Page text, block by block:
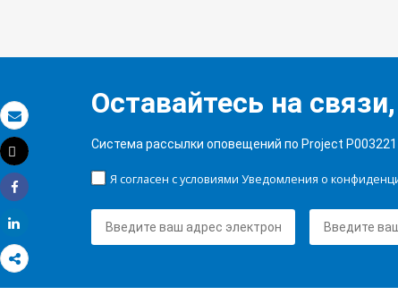
Электронная почта
Распечатать
Tweet
Share
Оставайтесь на
Система рассылки оповещений по Project P003221
Я согласен с условиями Уведомления о